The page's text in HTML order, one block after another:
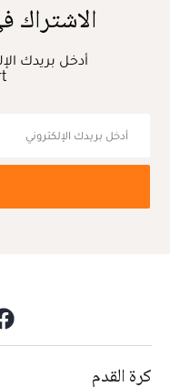
الاشتراك
أدخل بريدك
كرة القدم